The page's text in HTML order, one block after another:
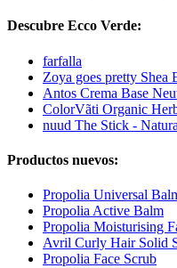
Descubre Ecco Verde:
farfalla
Zoya goes pretty Shea
Antos Crema Base
ColorVãti Organic
nuud The Stick -
Productos nuevos:
Propolia Universal
Propolia Active Balm
Propolia Moisturising
Avril Curly Hair Solid
Propolia Face Scrub